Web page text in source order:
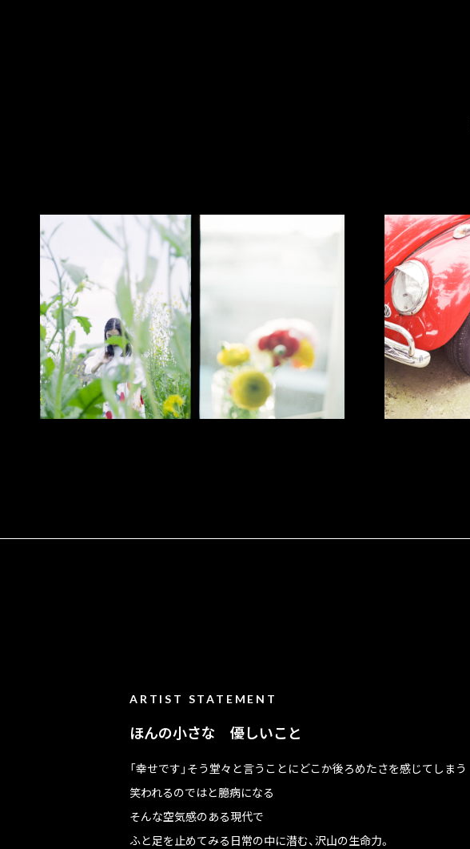
ARTIST STATEMENT
ほんの小さな 優しいこと
「幸せです」そう堂々と言うことにどこか後ろめたさを感じてしまう
笑われるのではと臆病になる
そんな空気感のある現代で
ふと足を止めてみる日常の中に潜む、沢山の生命力。